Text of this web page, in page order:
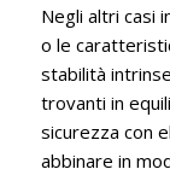
Negli altri casi
o le
stabilità
trovanti in
sicurezza con
abbinare in